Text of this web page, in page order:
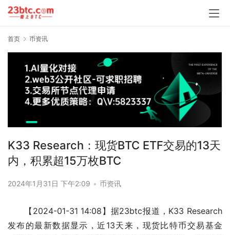
首页 币资讯
K33 Research：现货BTC ETF交易的13天
内，积累超15万枚BTC
2024年1月31日 下午2:09 • 币资讯
【2024-01-31 14:08】据23btc报道，K33 Research
发布的最新数据显示，近13天来，现货比特币交易基金